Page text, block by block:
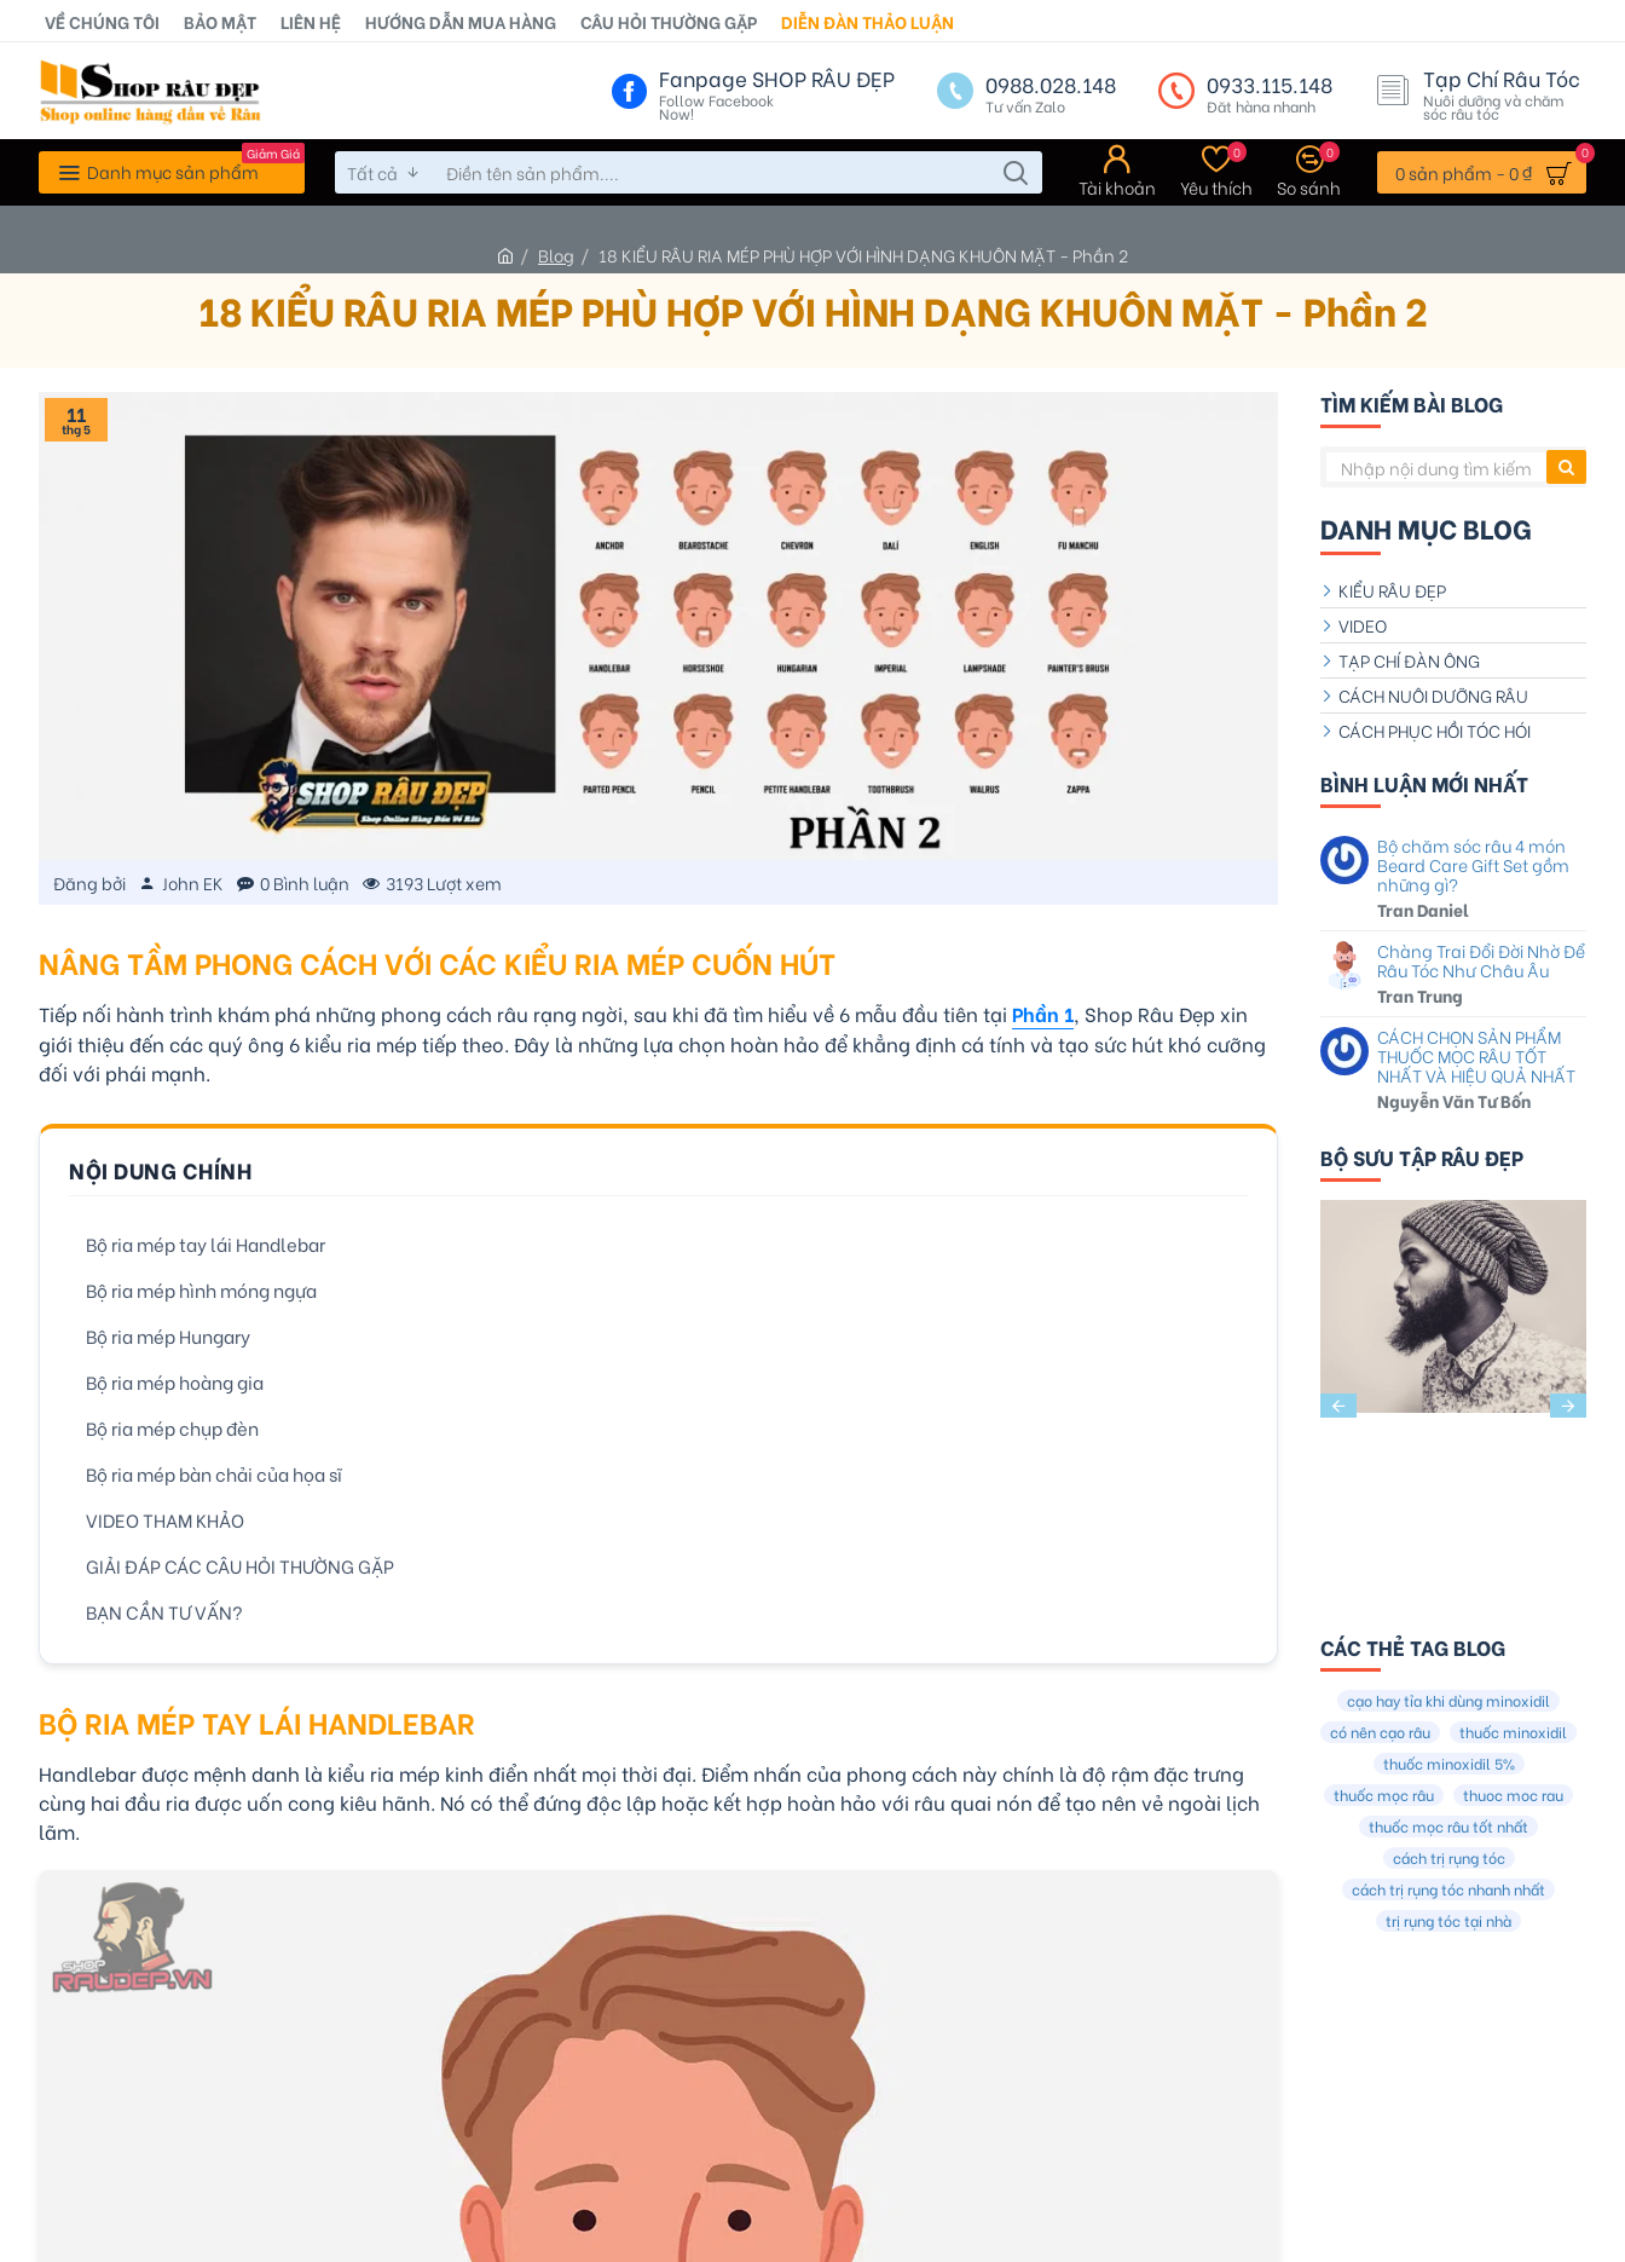
VỀ CHÚNG TÔI BẢO MẬT LIÊN HỆ HƯỚNG DẪN MUA HÀNG CÂU HỎI THƯỜNG GẶP DIỄN ĐÀN THẢO LUẬN
Fanpage SHOP RÂU ĐẸP
Follow Facebook
Now!
0988.028.148
Tư vấn Zalo
0933.115.148
Đặt hàng nhanh
Tạp Chí Râu Tóc
Nuôi dưỡng và chăm
sóc râu tóc
Danh mục sản phẩm
Giảm Giá
Tất cả
Tài khoản Yêu thích
0
So sánh
0
0 sản phẩm - 0 ₫
0
Blog 18 KIỂU RÂU RIA MÉP PHÙ HỢP VỚI HÌNH DẠNG KHUÔN MẶT - Phần 2
18 KIỂU RÂU RIA MÉP PHÙ HỢP VỚI HÌNH DẠNG KHUÔN MẶT - Phần 2
11
thg 5
Đăng bởi John EK 0 Bình luận 3193 Lượt xem
NÂNG TẦM PHONG CÁCH VỚI CÁC KIỂU RIA MÉP CUỐN HÚT
Tiếp nối hành trình khám phá những phong cách râu rạng ngời, sau khi đã tìm hiểu về 6 mẫu đầu tiên tại Phần 1, Shop Râu Đẹp xin
giới thiệu đến các quý ông 6 kiểu ria mép tiếp theo. Đây là những lựa chọn hoàn hảo để khẳng định cá tính và tạo sức hút khó cưỡng
đối với phái mạnh.
NỘI DUNG CHÍNH
Bộ ria mép tay lái Handlebar
Bộ ria mép hình móng ngựa
Bộ ria mép Hungary
Bộ ria mép hoàng gia
Bộ ria mép chụp đèn
Bộ ria mép bàn chải của họa sĩ
VIDEO THAM KHẢO
GIẢI ĐÁP CÁC CÂU HỎI THƯỜNG GẶP
BẠN CẦN TƯ VẤN?
BỘ RIA MÉP TAY LÁI HANDLEBAR
Handlebar được mệnh danh là kiểu ria mép kinh điển nhất mọi thời đại. Điểm nhấn của phong cách này chính là độ rậm đặc trưng
cùng hai đầu ria được uốn cong kiêu hãnh. Nó có thể đứng độc lập hoặc kết hợp hoàn hảo với râu quai nón để tạo nên vẻ ngoài lịch
lãm.
TÌM KIẾM BÀI BLOG
DANH MỤC BLOG
KIỂU RÂU ĐẸP
VIDEO
TẠP CHÍ ĐÀN ÔNG
CÁCH NUÔI DƯỠNG RÂU
CÁCH PHỤC HỒI TÓC HÓI
BÌNH LUẬN MỚI NHẤT
Bộ chăm sóc râu 4 món
Beard Care Gift Set gồm
những gì?
Tran Daniel
Chàng Trai Đổi Đời Nhờ Để
Râu Tóc Như Châu Âu
Tran Trung
CÁCH CHỌN SẢN PHẨM
THUỐC MỌC RÂU TỐT
NHẤT VÀ HIỆU QUẢ NHẤT
Nguyễn Văn Tư Bốn
BỘ SƯU TẬP RÂU ĐẸP
CÁC THẺ TAG BLOG
cạo hay tỉa khi dùng minoxidil
có nên cạo râu
thuốc minoxidil
thuốc minoxidil 5%
thuốc mọc râu
thuoc moc rau
thuốc mọc râu tốt nhất
cách trị rụng tóc
cách trị rụng tóc nhanh nhất
trị rụng tóc tại nhà